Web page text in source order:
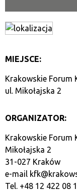
MIEJSCE:
Krakowskie Forum
ul. Mikołajska 2
ORGANIZATOR:
Krakowskie Forum
Mikołajska 2
31-027 Kraków
e-mail
Tel. +48 12 422 08